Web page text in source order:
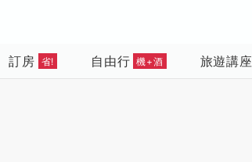
訂房 省! 自由行 機+酒 旅遊講座